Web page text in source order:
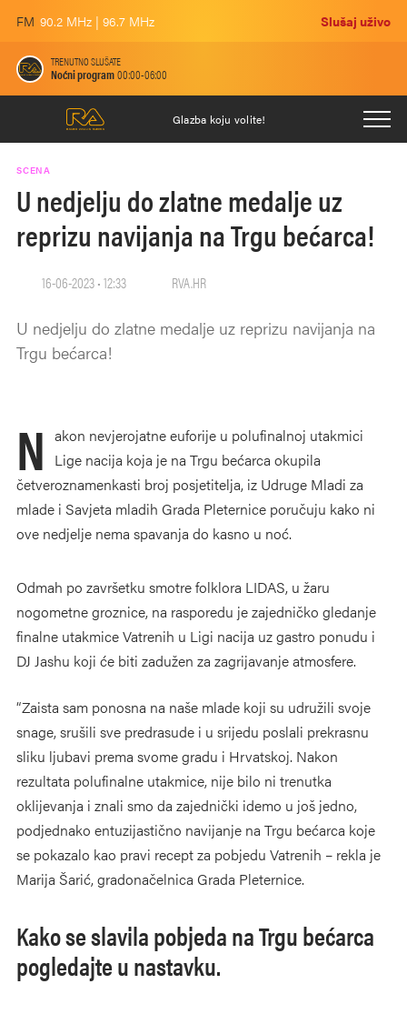
FM 90.2 MHz | 96.7 MHz Slušaj uživo
TRENUTNO SLUŠATE
Noćni program00:00-06:00
Glazba koju volite!
SCENA
U nedjelju do zlatne medalje uz
reprizu navijanja na Trgu bećarca!
16-06-2023 • 12:33 RVA.HR
U nedjelju do zlatne medalje uz reprizu navijanja na
Trgu bećarca!
N akon nevjerojatne euforije u polufinalnoj utakmici
Lige nacija koja je na Trgu bećarca okupila
četveroznamenkasti broj posjetitelja, iz Udruge Mladi za
mlade i Savjeta mladih Grada Pleternice poručuju kako ni
ove nedjelje nema spavanja do kasno u noć.
Odmah po završetku smotre folklora LIDAS, u žaru
nogometne groznice, na rasporedu je zajedničko gledanje
finalne utakmice Vatrenih u Ligi nacija uz gastro ponudu i
DJ Jashu koji će biti zadužen za zagrijavanje atmosfere.
“Zaista sam ponosna na naše mlade koji su udružili svoje
snage, srušili sve predrasude i u srijedu poslali prekrasnu
sliku ljubavi prema svome gradu i Hrvatskoj. Nakon
rezultata polufinalne utakmice, nije bilo ni trenutka
oklijevanja i znali smo da zajednički idemo u još jedno,
podjednako entuzijastično navijanje na Trgu bećarca koje
se pokazalo kao pravi recept za pobjedu Vatrenih – rekla je
Marija Šarić, gradonačelnica Grada Pleternice.
Kako se slavila pobjeda na Trgu bećarca
pogledajte u nastavku.